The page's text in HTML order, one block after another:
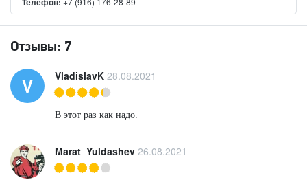
Отзывы: 7
V VladislavK 28.08.2021
В этот раз как надо.
Marat_Yuldashev 26.08.2021